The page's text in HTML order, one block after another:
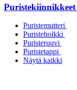
Puristekiinnikkeet
Puristemutteri
Puristeholkki
Puristeruuvi
Puristetappi
Näytä kaikki